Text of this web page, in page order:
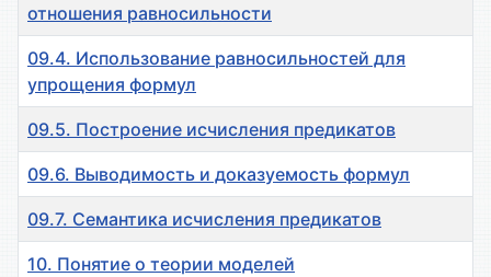
отношения равносильности
09.4. Использование равносильностей для
упрощения формул
09.5. Построение исчисления предикатов
09.6. Выводимость и доказуемость формул
09.7. Семантика исчисления предикатов
10. Понятие о теории моделей